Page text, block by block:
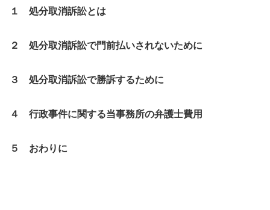
１ 処分取消訴訟とは
２ 処分取消訴訟で門前払いされないために
３ 処分取消訴訟で勝訴するために
４ 行政事件に関する当事務所の弁護士費用
５ おわりに